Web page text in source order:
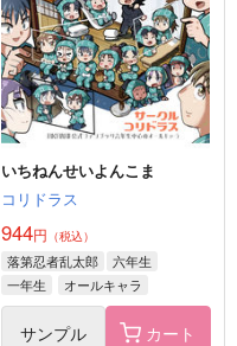
（税込）
ヴェイン×ランスロット
サンプル 作品詳細
いちねんせいよんこま
コリドラス
944円 （税込）
落第忍者乱太郎
六年生
一年生
オールキャラ
サンプル カート